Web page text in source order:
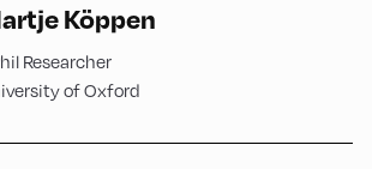
Köppen
Researcher
of Oxford